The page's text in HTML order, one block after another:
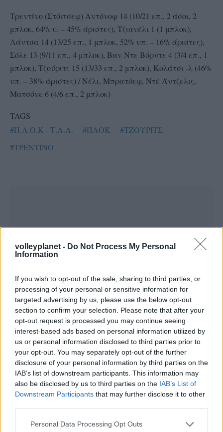
volleyplanet - Do Not Process My Personal
Information
If you wish to opt-out of the sale, sharing to third parties, or
processing of your personal or sensitive information for
targeted advertising by us, please use the below opt-out
section to confirm your selection. Please note that after your
opt-out request is processed you may continue seeing
interest-based ads based on personal information utilized by
us or personal information disclosed to third parties prior to
your opt-out. You may separately opt-out of the further
disclosure of your personal information by third parties on the
IAB’s list of downstream participants. This information may
also be disclosed by us to third parties on the IAB’s List of
Downstream Participants that may further disclose it to other
Please note that this website/app uses one or more Google
Personal Data Processing Opt Outs
Τρεντίνο (Στόιτσεφ) Αντόνοφ 14 (10/21 επ., 2 άσοι, 2
μπλοκ, 64% υ. – 45% άριστες), Τζιανέλι 1 (1 μπλοκ),
Λάντσα 14 (13/25 επ., 1 μπλοκ, 52% υπ. – 16% άριστες),
Σόλε 13 (9/11 επ., 4 μπλοκ), Βαν Ντε Βόρντε 4 (3/4 επ., 1
μπλοκ), Τζούριτς 15 (13/33 επ., 2 μπλοκ), Κολάτσι -λ (46%
υπ. – 38% άριστες) / Νέλι, Μπρατόεφ, Ντέ Άντζελις,
Ματσόνε 6 (4/6 επ., 2 μπλοκ)
TAGS
#Π.Α.Ο.Κ - Τ.Α.Α.
#ΠΑΟΚ
#ΤΖΟΥΡΙΤΣ
#ΤΡΕΝΤΙΝΟ